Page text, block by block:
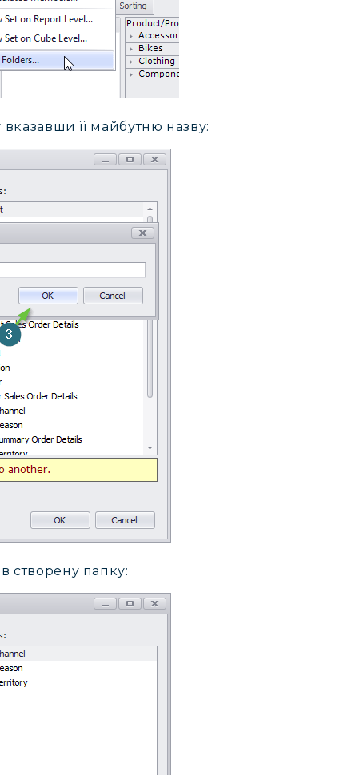
її майбутню назву:
створену папку: